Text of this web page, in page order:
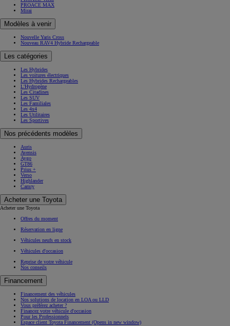
PROACE MAX
Mirai
Modèles à venir
Nouvelle Yaris Cross
Nouveau RAV4 Hybride Rechargeable
Les catégories
Les Hybrides
Les voitures électriques
Les Hybrides Rechargeables
L'Hydrogène
Les Citadines
Les SUV
Les Familiales
Les 4x4
Les Utilitaires
Les Sportives
Nos précédents modèles
Auris
Avensis
Aygo
GT86
Prius +
Verso
Highlander
Camry
Acheter une Toyota
Acheter une Toyota
Offres du moment
Réservation en ligne
Véhicules neufs en stock
Véhicules d'occasion
Reprise de votre véhicule
Nos conseils
Financement
Financement des véhicules
Nos solutions de location en LOA ou LLD
Vous préférez acheter ?
Financez votre véhicule d'occasion
Pour les Professionnels
Espace client Toyota Financement (Opens in new window)